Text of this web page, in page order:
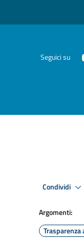
Seguici su
Condividi
Argomenti: